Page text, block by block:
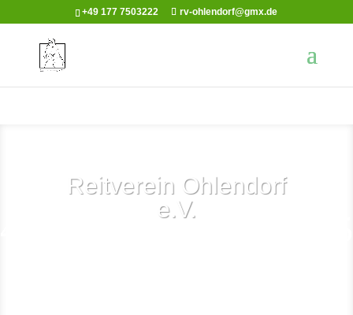
+49 177 7503222 rv-ohlendorf@gmx.de
Reitverein Ohlendorf
e.V.